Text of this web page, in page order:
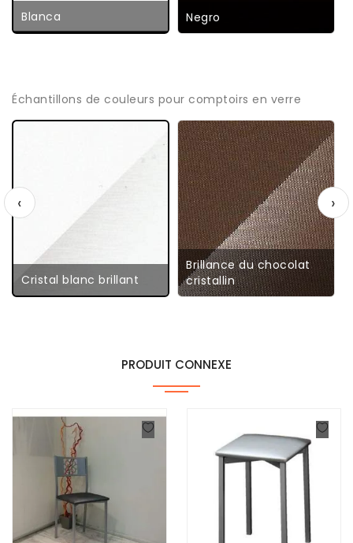
Blanca Negro
Échantillons de couleurs pour comptoirs en verre
Cristal blanc brillant
Brillance du chocolat
cristallin
‹ ›
PRODUIT CONNEXE